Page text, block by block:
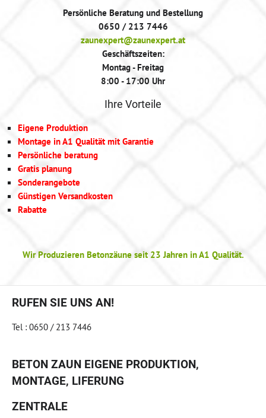
Persönliche Beratung und Bestellung
0650 / 213 7446
zaunexpert@zaunexpert.at
Geschäftszeiten:
Montag - Freitag
8:00 - 17:00 Uhr
Ihre Vorteile
Eigene Produktion
Montage in A1 Qualität mit Garantie
Persönliche beratung
Gratis planung
Sonderangebote
Günstigen Versandkosten
Rabatte
Wir Produzieren Betonzäune seit 23 Jahren in A1 Qualität.
RUFEN SIE UNS AN!
Tel : 0650 / 213 7446
BETON ZAUN EIGENE PRODUKTION,
MONTAGE, LIFERUNG
ZENTRALE